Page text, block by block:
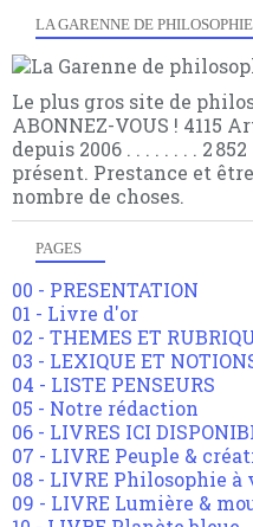
LA GARENNE DE PHILOSOPHIE
Le plus gros site de
ABONNEZ-VOUS ! 4115
depuis 2006 . . . . . . . . 2
présent. Prestance et
nombre de choses.
PAGES
00 - PRESENTATION
01 - Livre d'or
02 - THEMES ET
03 - LEXIQUE ET
04 - LISTE PENSEURS
05 - Notre rédaction
06 - LIVRES ICI
07 - LIVRE Peuple &
08 - LIVRE Philosophie à
09 - LIVRE Lumière &